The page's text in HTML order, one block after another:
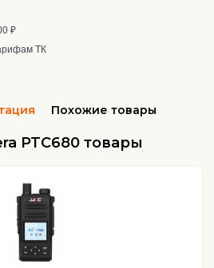
₽
ТК
Похожие товары
PTC680 товары